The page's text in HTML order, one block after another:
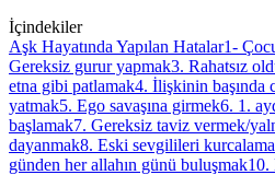
İçindekiler
Aşk Hayatında Yapılan Hatalar1-
Gereksiz gurur yapmak3. Rahatsız
etna gibi patlamak4. İlişkinin başında
yatmak5. Ego savaşına girmek6. 1.
başlamak7. Gereksiz taviz vermek/
dayanmak8. Eski sevgilileri
günden her allahın günü buluşmak10.